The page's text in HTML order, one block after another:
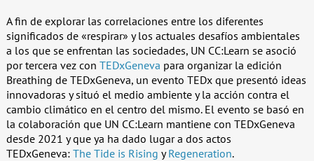
A fin de explorar las correlaciones entre los diferentes
significados de «respirar» y los actuales desafíos ambientales
a los que se enfrentan las sociedades, UN CC:Learn se asoció
por tercera vez con TEDxGeneva para organizar la edición
Breathing de TEDxGeneva, un evento TEDx que presentó ideas
innovadoras y situó el medio ambiente y la acción contra el
cambio climático en el centro del mismo. El evento se basó en
la colaboración que UN CC:Learn mantiene con TEDxGeneva
desde 2021 y que ya ha dado lugar a dos actos
TEDxGeneva: The Tide is Rising yRegeneration.